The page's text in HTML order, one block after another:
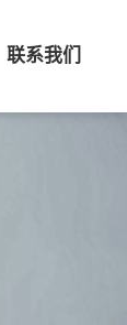
联系我们